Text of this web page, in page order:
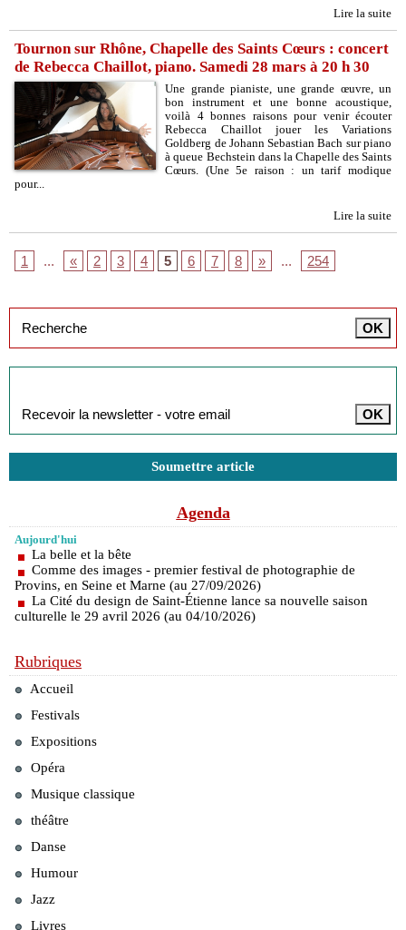
Lire la suite
Tournon sur Rhône, Chapelle des Saints Cœurs : concert
de Rebecca Chaillot, piano. Samedi 28 mars à 20 h 30
Une grande pianiste, une grande œuvre, un
bon instrument et une bonne acoustique,
voilà 4 bonnes raisons pour venir écouter
Rebecca Chaillot jouer les Variations
Goldberg de Johann Sebastian Bach sur piano
à queue Bechstein dans la Chapelle des Saints
Cœurs. (Une 5e raison : un tarif modique
pour...
Lire la suite
1 ... « 2 3 4 5 6 7 8 » ... 254
Soumettre article
Agenda
Aujourd'hui
La belle et la bête
Comme des images - premier festival de photographie de
Provins, en Seine et Marne (au 27/09/2026)
La Cité du design de Saint-Étienne lance sa nouvelle saison
culturelle le 29 avril 2026 (au 04/10/2026)
Rubriques
Accueil
Festivals
Expositions
Opéra
Musique classique
théâtre
Danse
Humour
Jazz
Livres